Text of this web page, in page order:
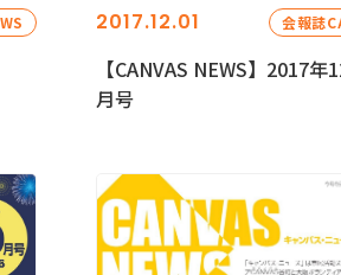
2017.12.01 会報誌
【CANVAS NEWS】2017年
月号